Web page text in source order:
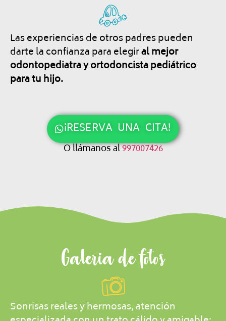
Las experiencias de otros padres pueden
darte la confianza para elegiral mejor
odontopediatra y ortodoncista pediátrico
para tu hijo.
¡RESERVA UNA CITA!
O llámanos al997007426
Galeria de fotos
Sonrisas reales y hermosas, atención